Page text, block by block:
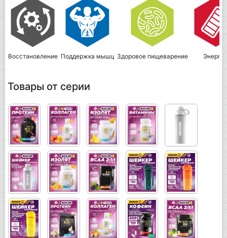
Восстановление Поддержка мышц Здоровое пищеварение
Товары от серии